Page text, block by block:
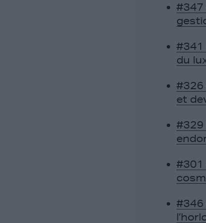
#347
#341
du
#326
et
#329
#301
#346